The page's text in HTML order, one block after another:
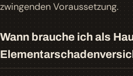
zwingenden Voraussetzung.
Wann brauche ich als